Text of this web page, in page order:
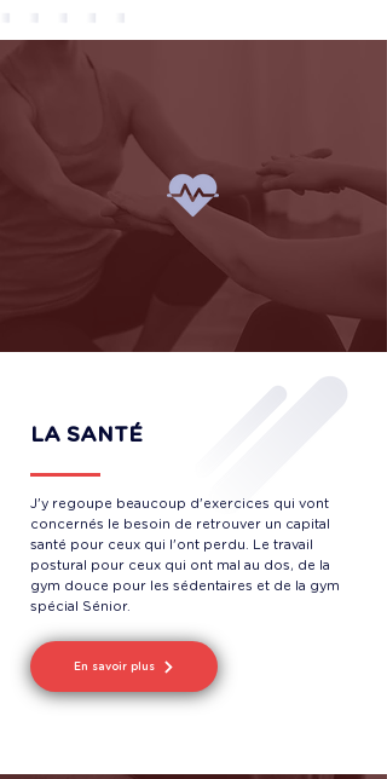
LA SANTÉ
J'y regoupe beaucoup d'exercices qui vont
concernés le besoin de retrouver un capital
santé pour ceux qui l'ont perdu. Le travail
postural pour ceux qui ont mal au dos, de la
gym douce pour les sédentaires et de la gym
spécial Sénior.
En savoir plus